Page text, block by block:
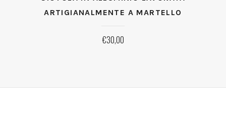
ARTIGIANALMENTE A MARTELLO
€30,00